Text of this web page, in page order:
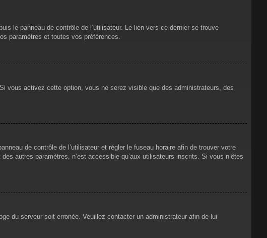
le panneau de contrôle de l’utilisateur. Le lien vers ce dernier se trouve
paramètres et toutes vos préférences.
vous activez cette option, vous ne serez visible que des administrateurs, des
de contrôle de l’utilisateur et régler le fuseau horaire afin de trouver votre
autres paramètres, n’est accessible qu’aux utilisateurs inscrits. Si vous n’êtes
du serveur soit erronée. Veuillez contacter un administrateur afin de lui